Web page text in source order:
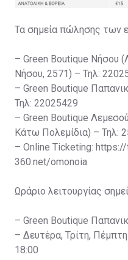
Τα σημεία πώλησης των
– Green Boutique Νήσου
Νήσου, 2571) – Τηλ:
– Green Boutique
Τηλ: 22025429
– Green Boutique
Κάτω Πολεμίδια) – Τηλ:
– Online Ticketing:
360.net/omonoia
Ωράριο λειτουργίας
– Green Boutique
– Δευτέρα, Τρίτη,
18:00